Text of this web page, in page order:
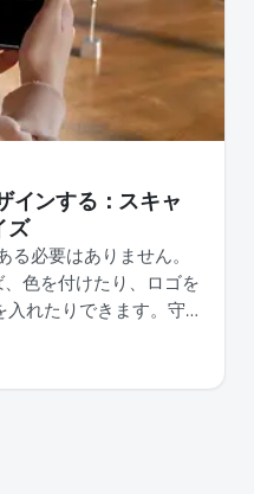
インする：スキャ
ズ
必要はありません。
、色を付けたり、ロゴを
れたりできます。守
ントラストです。